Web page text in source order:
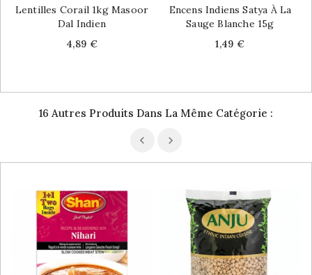
Lentilles Corail 1kg Masoor
Dal Indien
Price
4,89 €
Encens Indiens Satya À La
Sauge Blanche 15g
Price
1,49 €
16 Autres Produits Dans La Même Catégorie :